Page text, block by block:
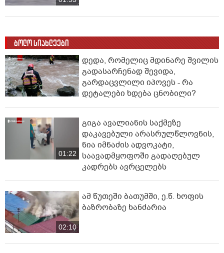
ბოლო სიახლეები
დედა, რომელიც მდინარე შვილის
გადასარჩენად შევიდა,
გარდაცვლილი იპოვეს - რა
დეტალები ხდება ცნობილი?
01:22
გიგა ავალიანის საქმეზე
დაკავებული არასრულწლოვნის,
ნია იმნაძის ადვოკატი,
საავადმყოფოში გადაღებულ
კადრებს ავრცელებს
02:10
ამ წუთეში ბათუმში, ე.წ. ხოფის
ბაზრობაზე ხანძარია